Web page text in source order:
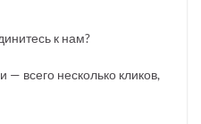
к нам?
— всего несколько кликов,